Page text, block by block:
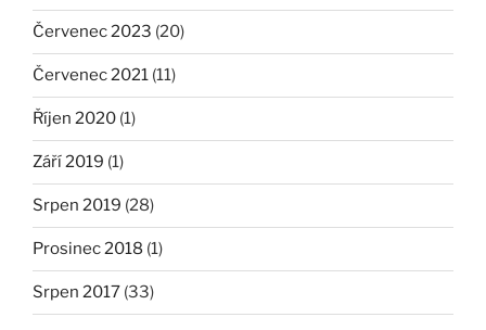
Červenec 2023 (20)
Červenec 2021 (11)
Říjen 2020 (1)
Září 2019 (1)
Srpen 2019 (28)
Prosinec 2018 (1)
Srpen 2017 (33)